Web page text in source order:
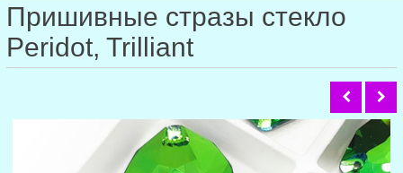
Пришивные стразы стекло
Peridot, Trilliant